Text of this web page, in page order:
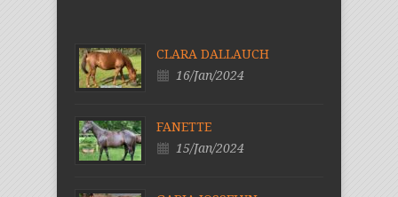
CLARA DALLAUCH
16/Jan/2024
FANETTE
15/Jan/2024